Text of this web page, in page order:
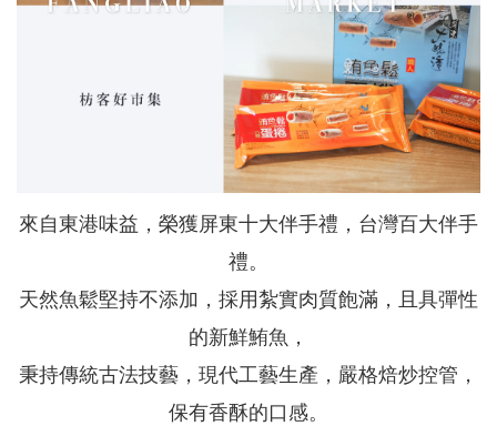
來自東港味益，榮獲屏東十大伴手禮，台灣百大伴手
禮。
天然魚鬆堅持不添加，採用紮實肉質飽滿，且具彈性
的新鮮鮪魚，
秉持傳統古法技藝，現代工藝生產，嚴格焙炒控管，
保有香酥的口感。